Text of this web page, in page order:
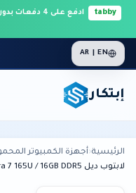
tabby
AR | EN
إبتكار
الرئيسية›أجهزة الكمبيوتر
لابتوب ديل Dell Latitude 5450 — Core Ultra 7 165U / 16GB DDR5